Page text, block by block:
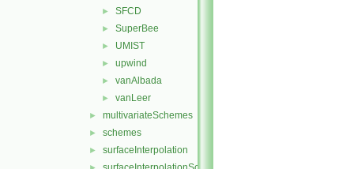
► SFCD
► SuperBee
► UMIST
► upwind
► vanAlbada
► vanLeer
► multivariateSchemes
► schemes
► surfaceInterpolation